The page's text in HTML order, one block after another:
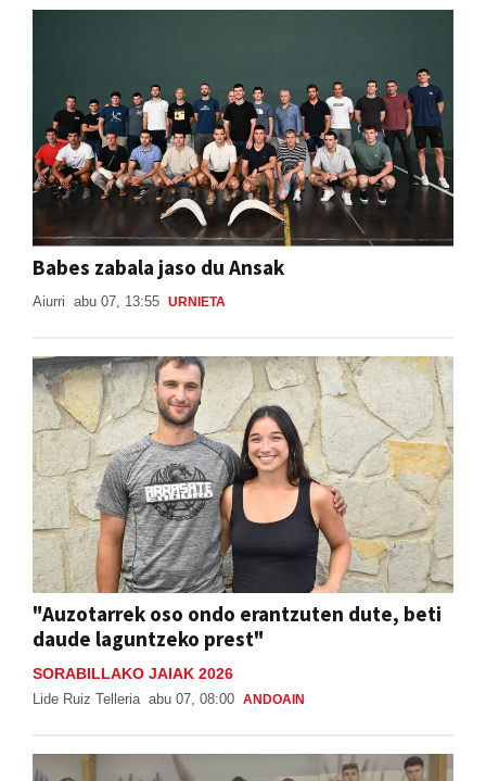
Babes zabala jaso du Ansak
Aiurri abu 07, 13:55 URNIETA
"Auzotarrek oso ondo erantzuten dute, beti
daude laguntzeko prest"
SORABILLAKO JAIAK 2026
Lide Ruiz Telleria abu 07, 08:00 ANDOAIN